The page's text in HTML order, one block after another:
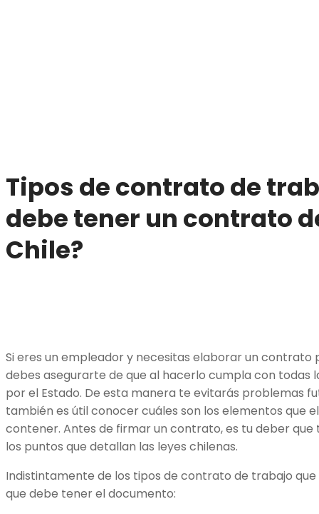
Tipos de contrato de
debe tener un contrato
Chile?
Si eres un empleador y necesitas elaborar un contrato
debes asegurarte de que al hacerlo cumpla con todas
por el Estado. De esta manera te evitarás problemas
también es útil conocer cuáles son los elementos que
contener. Antes de firmar un contrato, es tu deber que
los puntos que detallan las leyes chilenas.
Indistintamente de los tipos de contrato de trabajo
que debe tener el documento: